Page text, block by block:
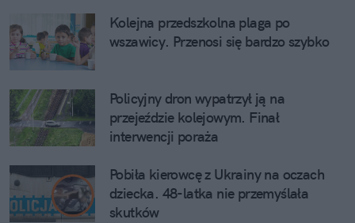
Kolejna przedszkolna plaga po
wszawicy. Przenosi się bardzo szybko
Policyjny dron wypatrzył ją na
przejeździe kolejowym. Finał
interwencji poraża
Pobiła kierowcę z Ukrainy na oczach
dziecka. 48-latka nie przemyślała
skutków